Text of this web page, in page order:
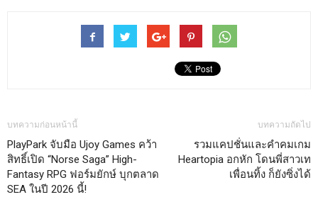
บทความก่อนหน้านี้
PlayPark จับมือ Ujoy Games คว้า
สิทธิ์เปิด “Norse Saga” High-
Fantasy RPG ฟอร์มยักษ์ บุกตลาด
SEA ในปี 2026 นี้!
บทความถัดไป
รวมแคปชั่นและคำคมเกม
Heartopia อกหัก โดนพี่สาวเท
เพื่อนทิ้ง ก็ยังซิ่งได้